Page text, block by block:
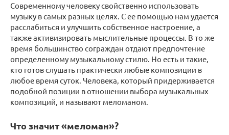
Современному человеку свойственно использовать
музыку в самых разных целях. С ее помощью нам удается
расслабиться и улучшить собственное настроение, а
также активизировать мыслительные процессы. В то же
время большинство сограждан отдают предпочтение
определенному музыкальному стилю. Но есть и такие,
кто готов слушать практически любые композиции в
любое время суток. Человека, который придерживается
подобной позиции в отношении выбора музыкальных
композиций, и называют меломаном.
Что значит «меломан»?